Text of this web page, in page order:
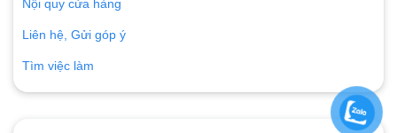
Nội quy cửa hàng
Liên hệ, Gửi góp ý
Tìm việc làm